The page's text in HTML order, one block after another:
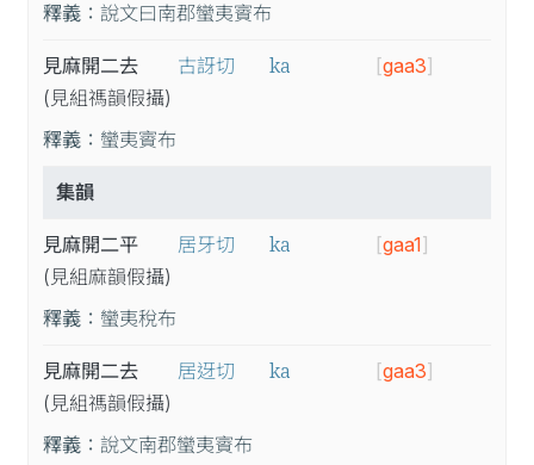
釋義： 說文曰南郡蠻夷賨布
見麻開二去
(見組禡韻假攝)
古訝切 ka [gaa3]
釋義： 蠻夷賨布
集韻
見麻開二平
(見組麻韻假攝)
居牙切 ka [gaa1]
釋義： 蠻夷稅布
見麻開二去
(見組禡韻假攝)
居迓切 ka [gaa3]
釋義： 說文南郡蠻夷賨布